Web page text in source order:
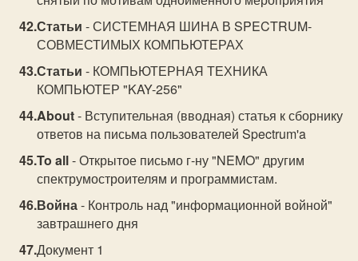
Статьи - СИСТЕМНАЯ ШИНА В SPECTRUM-
СОВМЕСТИМЫХ КОМПЬЮТЕРАХ
Статьи - КОМПЬЮТЕРНАЯ ТЕХНИКА
КОМПЬЮТЕР "KAY-256"
About- Вступительная (вводная) статья к сборнику
ответов на письма пользователей Spectrum'a
To all- Открытое письмо г-ну "NEMO" другим
спектрумостроителям и программистам.
Война- Контроль над "информационной войной"
завтрашнего дня
Документ 1